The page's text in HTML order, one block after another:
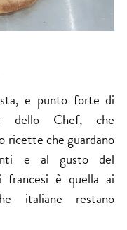
e punto forte di
dello Chef, che
ricette che guardano
e al gusto del
francesi è quella ai
italiane restano